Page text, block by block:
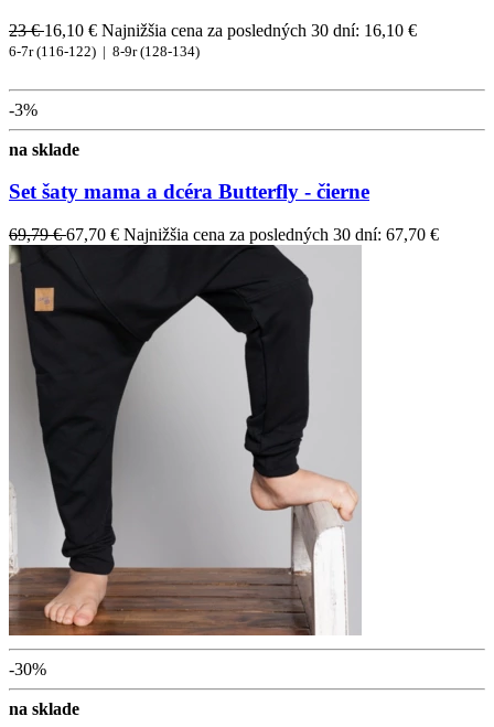
23 €16,10 € Najnižšia cena za posledných 30 dní: 16,10 €
6-7r (116-122) | 8-9r (128-134)
-3%
na sklade
Set šaty mama a dcéra Butterfly - čierne
69,79 €67,70 € Najnižšia cena za posledných 30 dní: 67,70 €
-30%
na sklade